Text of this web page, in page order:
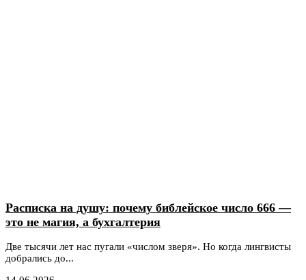
Расписка на душу: почему библейское число 666 —
это не магия, а бухгалтерия
Две тысячи лет нас пугали «числом зверя». Но когда лингвисты
добрались до...